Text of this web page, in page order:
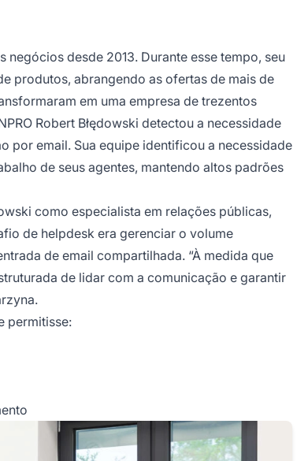
negócios desde 2013. Durante esse tempo, seu
produtos, abrangendo as ofertas de mais de
em uma empresa de trezentos
Robert Błędowski detectou a necessidade
por email. Sua equipe identificou a necessidade
de seus agentes, mantendo altos padrões
como especialista em relações públicas,
de helpdesk era gerenciar o volume
de email compartilhada. “À medida que
de lidar com a comunicação e garantir
permitisse: